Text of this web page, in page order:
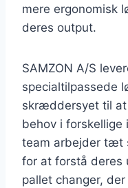
mere ergonomisk
deres output.
SAMZON A/S
specialtilpassede
skræddersyet til at
behov i forskellige
team arbejder tæt
for at forstå deres
pallet changer,